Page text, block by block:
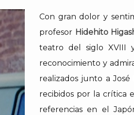
Con gran dolor y
profesor Hidehito
teatro del siglo XVIII
reconocimiento y
realizados junto a
recibidos por la crítica
referencias en el